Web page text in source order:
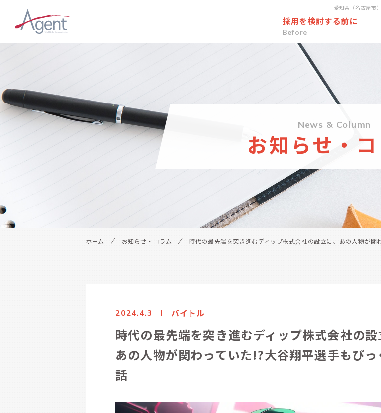
愛知県（名古屋市
採用を検討する前に
Before
News & Column
お知らせ・
ホーム お知らせ・コラム 時代の最先端を突き進むディップ株式会社の設立に、あの人物が関
2024.4.3 バイトル
時代の最先端を突き進むディップ株式会社の設
あの人物が関わっていた!?大谷翔平選手もびっ
話